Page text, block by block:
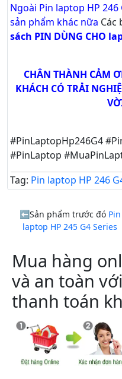
Ngoài Pin laptop HP
sản phẩm khác nữa Các
sách PIN DÙNG CHO
CHÂN THÀNH CẢM
KHÁCH CÓ TRẢI
#PinLaptopHp246G4
#PinLaptop
Tag: Pin laptop HP 246
Sản phẩm trước đó Pin
laptop HP 245 G4 Series
Mua hàng
và an toàn
thanh toán